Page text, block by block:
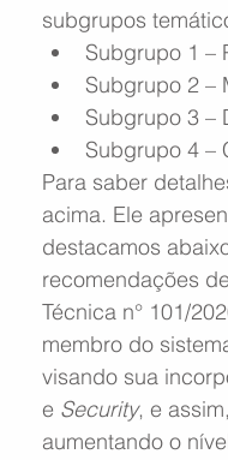
subgrupos
Subgrupo 1 –
Subgrupo 2 –
Subgrupo 3 –
Subgrupo 4 –
Para saber
acima. Ele
destacamos
recomendações
Técnica n° 101/
membro do
visando sua
e Security, e
aumentando o